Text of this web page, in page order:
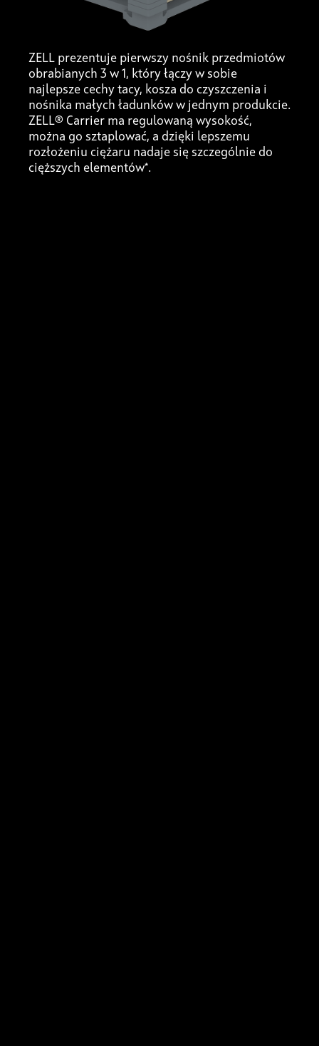
ZELL prezentuje pierwszy nośnik przedmiotów
obrabianych 3 w 1, który łączy w sobie
najlepsze cechy tacy, kosza do czyszczenia i
nośnika małych ładunków w jednym produkcie.
ZELL® Carrier ma regulowaną wysokość,
można go sztaplować, a dzięki lepszemu
rozłożeniu ciężaru nadaje się szczególnie do
cięższych elementów*.